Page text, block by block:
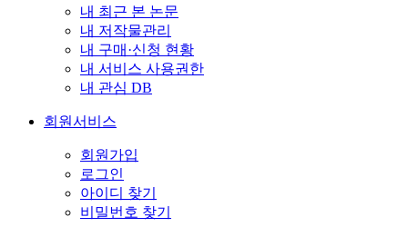
내 최근 본 논문
내 저작물관리
내 구매·신청 현황
내 서비스 사용권한
내 관심 DB
회원서비스
회원가입
로그인
아이디 찾기
비밀번호 찾기